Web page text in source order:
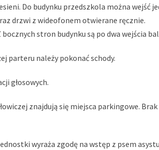
Do budynku przedszkola można wejść
drzwi z wideofonem otwierane ręcznie.
stron budynku są po dwa wejścia
parteru należy pokonać schody.
głosowych.
znajdują się miejsca parkingowe.
wyraża zgodę na wstęp z psem